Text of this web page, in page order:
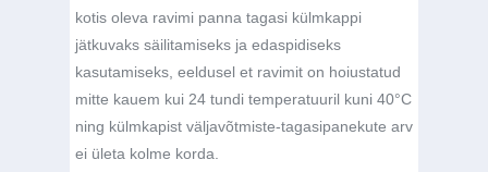
kotis oleva ravimi panna tagasi külmkappi
jätkuvaks säilitamiseks ja edaspidiseks
kasutamiseks, eeldusel et ravimit on hoiustatud
mitte kauem kui 24 tundi temperatuuril kuni 40°C
ning külmkapist väljavõtmiste-tagasipanekute arv
ei ületa kolme korda.